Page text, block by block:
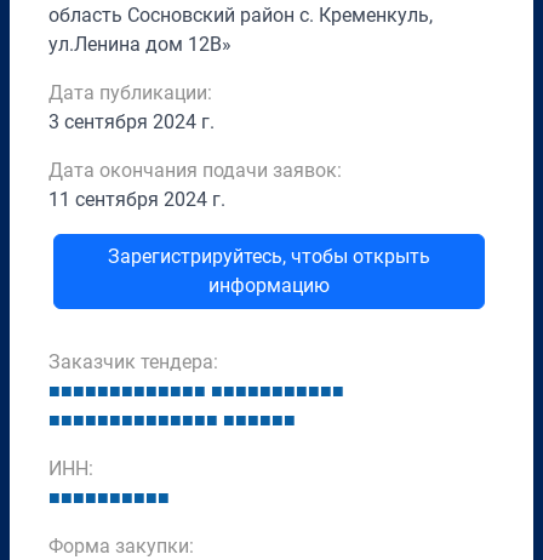
область Сосновский район с. Кременкуль,
ул.Ленина дом 12В»
Дата публикации:
3 сентября 2024 г.
Дата окончания подачи заявок:
11 сентября 2024 г.
Зарегистрируйтесь, чтобы открыть
информацию
Заказчик тендера:
■■■■■■■■■■■■■ ■■■■■■■■■■■
■■■■■■■■■■■■■■ ■■■■■■
ИНН:
■■■■■■■■■■
Форма закупки: